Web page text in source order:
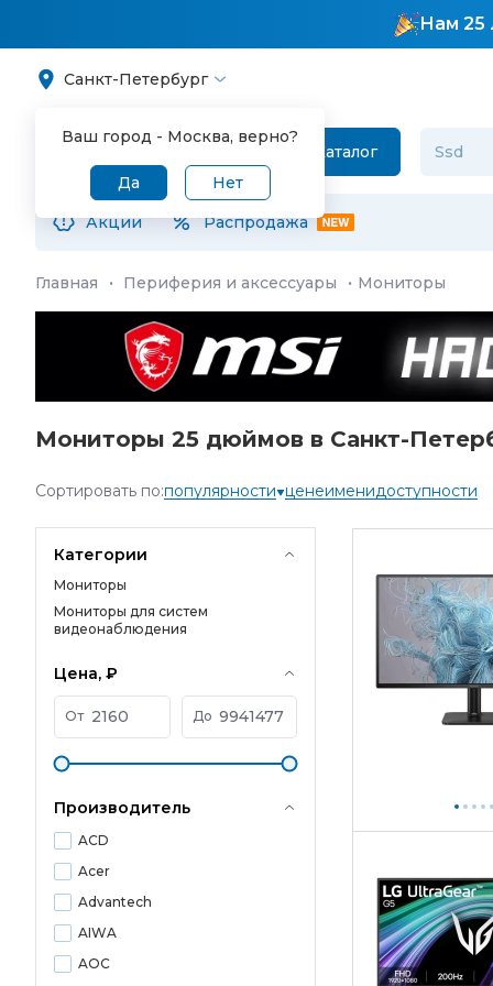
Нам 25
Санкт-Петербург
Ваш город - Москва, верно?
Да Нет
Каталог
Акции Распродажа
Главная · Периферия и аксессуары · Мониторы
Мониторы 25 дюймов в Санкт-
Сортировать по:популярности ценеименидоступности
Категории
Мониторы
Мониторы для систем
видеонаблюдения
Цена, ₽
От До
Производитель
ACD
Acer
Advantech
AIWA
AOC